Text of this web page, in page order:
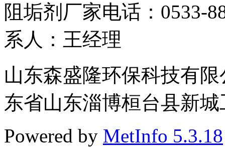
阻垢剂厂家电话：0533-
系人：王经理
山东森盛隆环保科技有
东省山东淄博桓台县新
Powered by MetInfo 5.3.18